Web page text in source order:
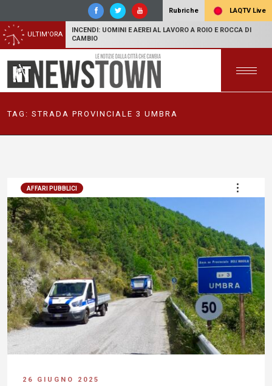
Rubriche LAQTV Live
ULTIM'ORA
INCENDI: UOMINI E AEREI AL LAVORO A ROIO E ROCCA DI
CAMBIO
TAG: STRADA PROVINCIALE 3 UMBRA
AFFARI PUBBLICI
26 GIUGNO 2025